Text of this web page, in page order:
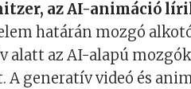
az AI-animáció
határán mozgó
alatt az AI-alapú
A generatív videó és